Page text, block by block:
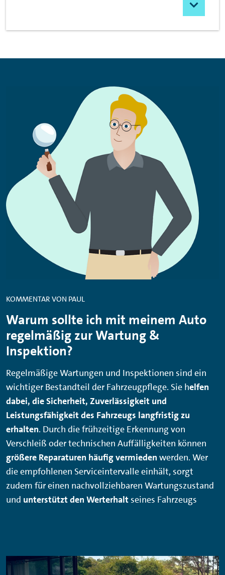
KOMMENTAR VON PAUL
Warum sollte ich mit meinem Auto
regelmäßig zur Wartung &
Inspektion?
Regelmäßige Wartungen und Inspektionen sind ein
wichtiger Bestandteil der Fahrzeugpflege. Sie helfen
dabei, die Sicherheit, Zuverlässigkeit und
Leistungsfähigkeit des Fahrzeugs langfristig zu
erhalten. Durch die frühzeitige Erkennung von
Verschleiß oder technischen Auffälligkeiten können
größere Reparaturen häufig vermieden werden. Wer
die empfohlenen Serviceintervalle einhält, sorgt
zudem für einen nachvollziehbaren Wartungszustand
und unterstützt den Werterhalt seines Fahrzeugs